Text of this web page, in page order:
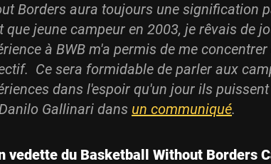
Borders aura toujours une signification
jeune campeur en 2003, je rêvais de
à BWB m'a permis de me
Ce sera formidable de parler aux
dans l'espoir qu'un jour ils
Gallinari dans un communiqué.
vedette du Basketball Without Borders